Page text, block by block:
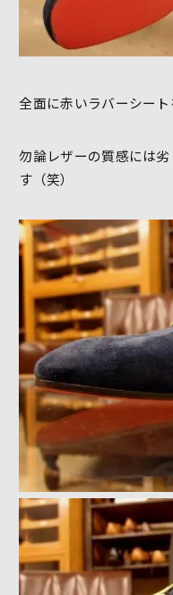
全面に赤いラバーシー
勿論レザーの質感には
す（笑）